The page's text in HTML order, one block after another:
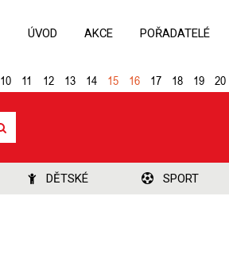
ÚVOD AKCE POŘADATELÉ
10 11 12 13 14 15 16 17 18 19 20
DĚTSKÉ SPORT